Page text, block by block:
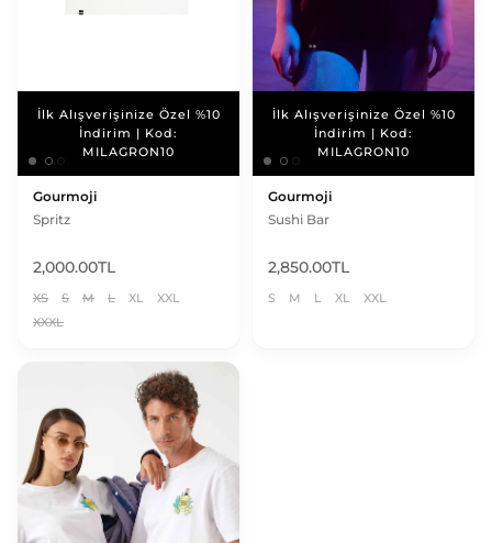
İlk Alışverişinize Özel %10
İndirim | Kod:
MILAGRON10
İlk Alışverişinize Özel %10
İndirim | Kod:
MILAGRON10
Gourmoji
Spritz
2,000.00TL
XS S M L XL
XXL
XXXL
İlk Alışverişinize Özel %10
İndirim | Kod:
MILAGRON10
İlk Alışverişinize Özel %10
İndirim | Kod:
MILAGRON10
Gourmoji
Sushi Bar
2,850.00TL
S M L XL XXL